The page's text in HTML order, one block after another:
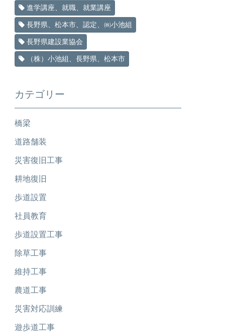
進学講座、就職、就業講座
長野県、松本市、認定、㈱小池組
長野県建設業協会
（株）小池組、長野県、松本市
カテゴリー
橋梁
道路舗装
災害復旧工事
耕地復旧
歩道設置
社員教育
歩道設置工事
除草工事
維持工事
農道工事
災害対応訓練
遊歩道工事